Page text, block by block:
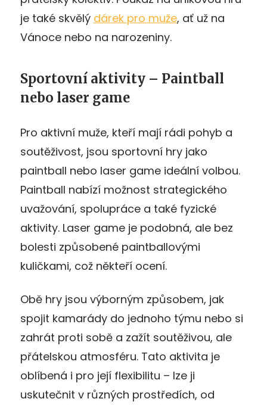
je také skvělý dárek pro muže, ať už na
Vánoce nebo na narozeniny.
Sportovní aktivity – Paintball
nebo laser game
Pro aktivní muže, kteří mají rádi pohyb a
soutěživost, jsou sportovní hry jako
paintball nebo laser game ideální volbou.
Paintball nabízí možnost strategického
uvažování, spolupráce a také fyzické
aktivity. Laser game je podobná, ale bez
bolesti způsobené paintballovými
kuličkami, což někteří ocení.
Obě hry jsou výborným způsobem, jak
spojit kamarády do jednoho týmu nebo si
zahrát proti sobě a zažít soutěživou, ale
přátelskou atmosféru. Tato aktivita je
oblíbená i pro její flexibilitu – lze ji
uskutečnit v různých prostředích, od